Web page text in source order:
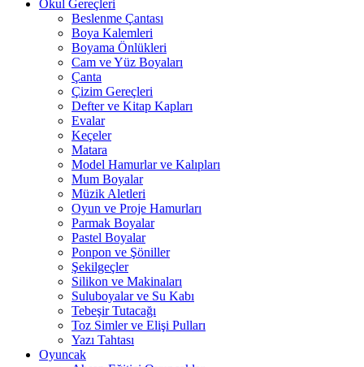
Okul Gereçleri
Beslenme Çantası
Boya Kalemleri
Boyama Önlükleri
Cam ve Yüz Boyaları
Çanta
Çizim Gereçleri
Defter ve Kitap Kapları
Evalar
Keçeler
Matara
Model Hamurlar ve Kalıpları
Mum Boyalar
Müzik Aletleri
Oyun ve Proje Hamurları
Parmak Boyalar
Pastel Boyalar
Ponpon ve Şöniller
Şekilgeçler
Silikon ve Makinaları
Suluboyalar ve Su Kabı
Tebeşir Tutacağı
Toz Simler ve Elişi Pulları
Yazı Tahtası
Oyuncak